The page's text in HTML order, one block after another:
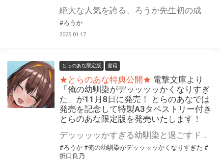
絶大な人気を誇る、ろうか先生初の成年コミックスがここに爆誕!! 『あの、もう1回しませんか…？』が1月31日(金)に発売！！！ とらのあなでは 『あの、もう1回しませんか…？』発売を記念して、 《描き下ろしB2タペストリー》付きとらのあな限定版をご用意しました！！ お買い逃しのないよう、是非お求めください！
#ろうか
2025.01.17
とらのあな限定版 書籍
★とらのあな特典公開★ 電撃文庫より
「俺の幼馴染がデッッッッかくなりすぎ
た」が11月8日に発売！ とらのあなでは
発売を記念して特製A3タペストリー付き
とらのあな限定版を発売いたします！
デッッッッかすぎる幼馴染と過ごすドタバタラブコメディ！ 電撃文庫より 『俺の幼馴染がデッッッッかくなりすぎた』が11月8日(金)に発売！ とらのあなでは発売を記念して「特製A3タペストリー付き」とらのあな限定版を発売いたします。 とらのあな限定版の数は限られていますので是非お早めにお求めください！
#ろうか #俺の幼馴染がデッッッッかくなりすぎた #
折口良乃